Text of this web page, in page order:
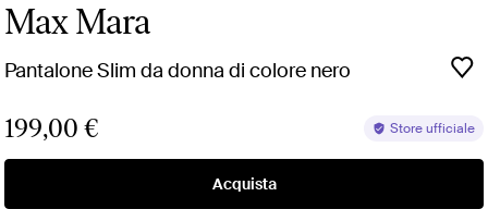
Max Mara
Pantalone Slim da donna di colore nero
199,00 € Store ufficiale
Acquista